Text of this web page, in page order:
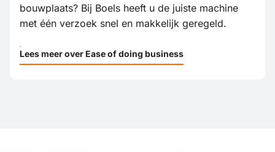
bouwplaats? Bij Boels heeft u de juiste machine
met één verzoek snel en makkelijk geregeld.
Lees meer over Ease of doing business